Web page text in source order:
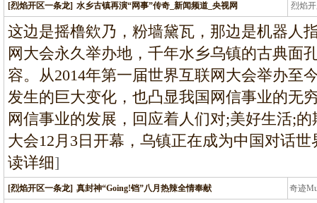
[烈焰开区一条龙] 水乡古镇再演“网事”传奇_新闻频道_央视网 烈焰
龙
这边是摇橹欸乃，粉墙黛瓦，那边是机器人
网大会永久举办地，千年水乡乌镇的古典面
容。从2014年第一届世界互联网大会举办至
发生的巨大变化，也凸显我国网信事业的无
网信事业的发展，回应着人们对;美好生活;
大会12月3日开幕，乌镇正在成为中国对话
读详细]
[烈焰开区一条龙] 真封神“Going!铛”八月热辣全情奉献 奇迹